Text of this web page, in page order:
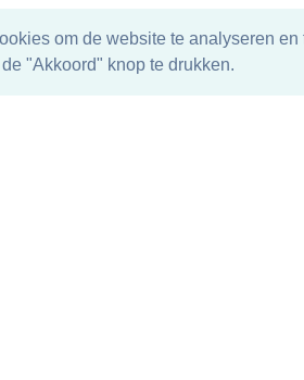
om de website te analyseren
"Akkoord" knop te drukken.